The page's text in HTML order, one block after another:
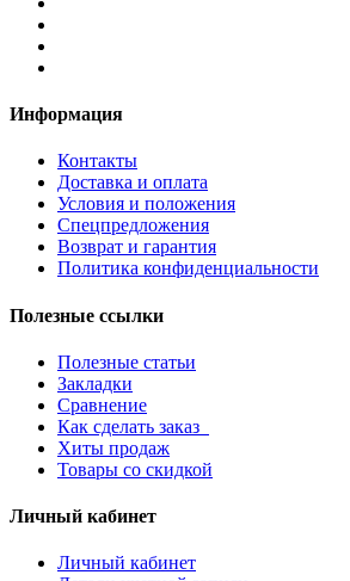
Информация
Контакты
Доставка и оплата
Условия и положения
Спецпредложения
Возврат и гарантия
Политика конфиденциальности
Полезные ссылки
Полезные статьи
Закладки
Сравнение
Как сделать заказ
Хиты продаж
Товары со скидкой
Личный кабинет
Личный кабинет